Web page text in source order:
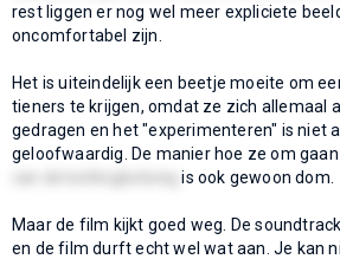
rest liggen er nog wel meer expliciete
oncomfortabel zijn.
Het is uiteindelijk een beetje moeite om
tieners te krijgen, omdat ze zich allemaal
gedragen en het "experimenteren" is niet
geloofwaardig. De manier hoe ze om
is ook gewoon dom.
Maar de film kijkt goed weg. De
en de film durft echt wel wat aan. Je kan